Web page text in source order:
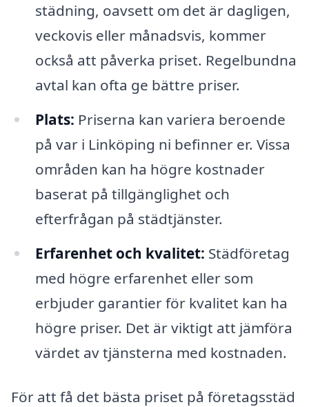
städning, oavsett om det är dagligen,
veckovis eller månadsvis, kommer
också att påverka priset. Regelbundna
avtal kan ofta ge bättre priser.
Plats: Priserna kan variera beroende
på var i Linköping ni befinner er. Vissa
områden kan ha högre kostnader
baserat på tillgänglighet och
efterfrågan på städtjänster.
Erfarenhet och kvalitet: Städföretag
med högre erfarenhet eller som
erbjuder garantier för kvalitet kan ha
högre priser. Det är viktigt att jämföra
värdet av tjänsterna med kostnaden.
För att få det bästa priset på företagsstäd